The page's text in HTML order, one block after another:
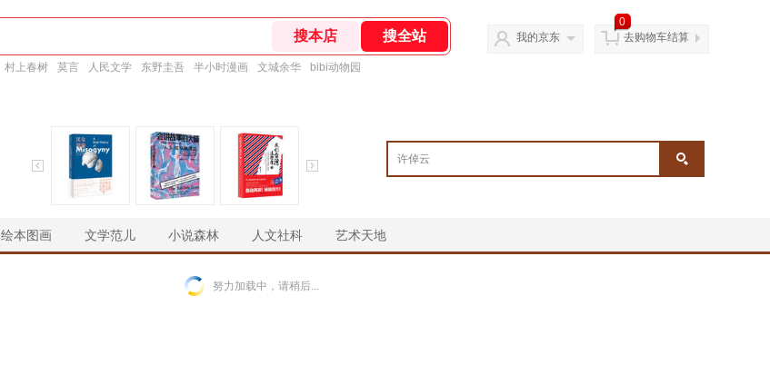
村上春树 莫言 人民文学 东野圭吾 半小时漫画 文城余华 bibi动物园
我的京东
0
去购物车结算
￥ ￥ ￥ ￥
绘本图画 文学范儿 小说森林 人文社科 艺术天地
努力加载中，请稍后...